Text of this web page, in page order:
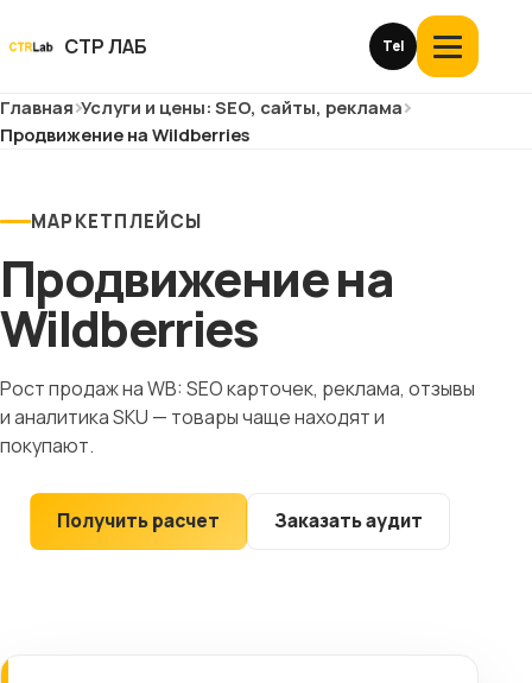
СТР ЛАБ Tel
Открыть
меню
Услуги и цены
Отзывы
История
Главная Услуги и цены: SEO, сайты, реклама
Продвижение на Wildberries
МАРКЕТПЛЕЙСЫ
Продвижение на
Wildberries
Рост продаж на WB: SEO карточек, реклама, отзывы
и аналитика SKU — товары чаще находят и
покупают.
Получить расчет Заказать аудит